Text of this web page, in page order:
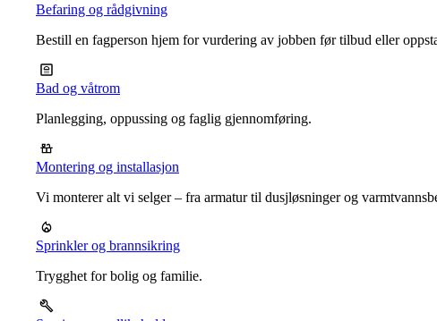
Befaring og rådgivning
Bestill en fagperson hjem for vurdering av jobben før tilbud eller
Bad og våtrom
Planlegging, oppussing og faglig gjennomføring.
Montering og installasjon
Vi monterer alt vi selger – fra armatur til dusjløsninger og
Sprinkler og brannsikring
Trygghet for bolig og familie.